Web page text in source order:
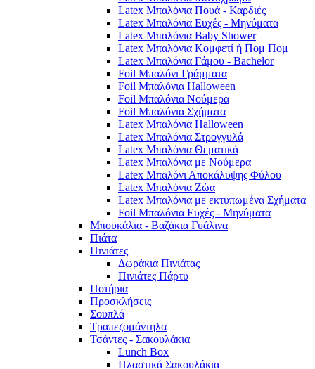
Latex Μπαλόνια Πουά - Καρδιές
Latex Μπαλόνια Ευχές - Μηνύματα
Latex Μπαλόνια Baby Shower
Latex Μπαλόνια Κομφετί ή Πομ Πομ
Latex Μπαλόνια Γάμου - Bachelor
Foil Μπαλόνι Γράμματα
Foil Μπαλόνια Halloween
Foil Μπαλόνια Νούμερα
Foil Μπαλόνια Σχήματα
Latex Μπαλόνια Halloween
Latex Μπαλόνια Στρογγυλά
Latex Μπαλόνια Θεματικά
Latex Μπαλόνια με Νούμερα
Latex Μπαλόνι Αποκάλυψης Φύλου
Latex Μπαλόνια Ζώα
Latex Μπαλόνια με εκτυπωμένα Σχήματα
Foil Μπαλόνια Ευχές - Μηνύματα
Μπουκάλια - Βαζάκια Γυάλινα
Πιάτα
Πινιάτες
Δωράκια Πινιάτας
Πινιάτες Πάρτυ
Ποτήρια
Προσκλήσεις
Σουπλά
Τραπεζομάντηλα
Τσάντες - Σακουλάκια
Lunch Box
Πλαστικά Σακουλάκια